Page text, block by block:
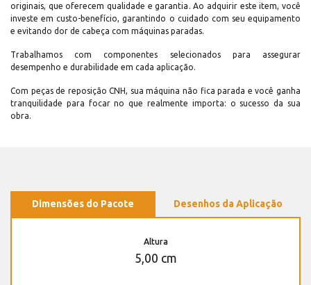
originais, que oferecem qualidade e garantia. Ao adquirir este item, você
investe em custo-benefício, garantindo o cuidado com seu equipamento
e evitando dor de cabeça com máquinas paradas.
Trabalhamos com componentes selecionados para assegurar
desempenho e durabilidade em cada aplicação.
Com peças de reposição CNH, sua máquina não fica parada e você ganha
tranquilidade para focar no que realmente importa: o sucesso da sua
obra.
Dimensões do Pacote Desenhos da Aplicação
Altura
5,00 cm